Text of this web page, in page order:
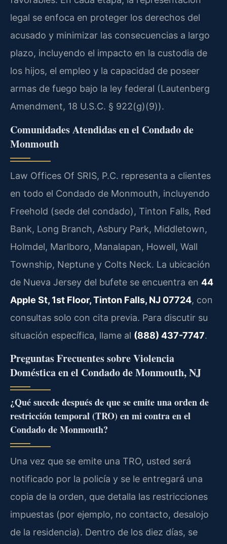
legal se enfoca en proteger los derechos del
acusado y minimizar las consecuencias a largo
plazo, incluyendo el impacto en la custodia de
los hijos, el empleo y la capacidad de poseer
armas de fuego bajo la ley federal (Lautenberg
Amendment, 18 U.S.C. § 922(g)(9)).
Comunidades Atendidas en el Condado de
Monmouth
Law Offices Of SRIS, P.C. representa a clientes
en todo el Condado de Monmouth, incluyendo
Freehold (sede del condado), Tinton Falls, Red
Bank, Long Branch, Asbury Park, Middletown,
Holmdel, Marlboro, Manalapan, Howell, Wall
Township, Neptune y Colts Neck. La ubicación
de Nueva Jersey del bufete se encuentra en 44
Apple St, 1st Floor, Tinton Falls, NJ 07724, con
consultas solo con cita previa. Para discutir su
situación específica, llame al (888) 437-7747.
Preguntas Frecuentes sobre Violencia
Doméstica en el Condado de Monmouth, NJ
¿Qué sucede después de que se emite una orden de
restricción temporal (TRO) en mi contra en el
Condado de Monmouth?
Una vez que se emite una TRO, usted será
notificado por la policía y se le entregará una
copia de la orden, que detalla las restricciones
impuestas (por ejemplo, no contacto, desalojo
de la residencia). Dentro de los diez días, se